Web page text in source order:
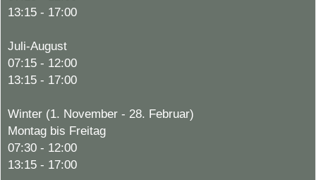
13:15 - 17:00
Juli-August
07:15 - 12:00
13:15 - 17:00
Winter (1. November - 28. Februar)
Montag bis Freitag
07:30 - 12:00
13:15 - 17:00